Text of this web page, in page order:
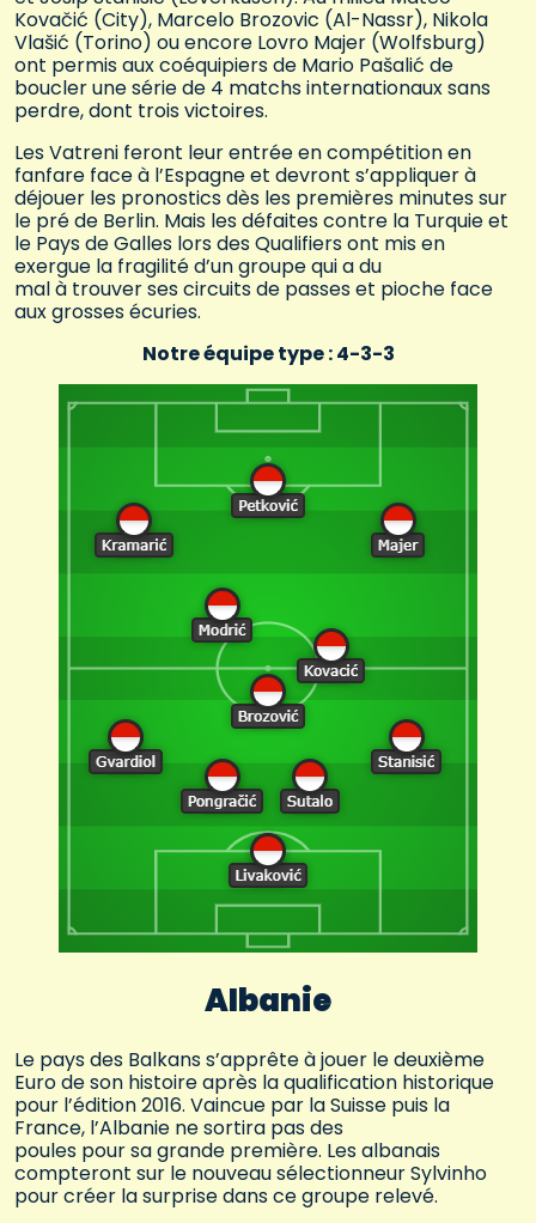
Kovačić (City), Marcelo Brozovic (Al-Nassr), Nikola
Vlašić (Torino) ou encore Lovro Majer (Wolfsburg)
ont permis aux coéquipiers de Mario Pašalić de
boucler une série de 4 matchs internationaux sans
perdre, dont trois victoires.
Les Vatreni feront leur entrée en compétition en
fanfare face à l’Espagne et devront s’appliquer à
déjouer les pronostics dès les premières minutes sur
le pré de Berlin. Mais les défaites contre la Turquie et
le Pays de Galles lors des Qualifiers ont mis en
exergue la fragilité d’un groupe qui a du
mal à trouver ses circuits de passes et pioche face
aux grosses écuries.
Notre équipe type : 4-3-3
Albanie
Le pays des Balkans s’apprête à jouer le deuxième
Euro de son histoire après la qualification historique
pour l’édition 2016. Vaincue par la Suisse puis la
France, l’Albanie ne sortira pas des
poules pour sa grande première. Les albanais
compteront sur le nouveau sélectionneur Sylvinho
pour créer la surprise dans ce groupe relevé.